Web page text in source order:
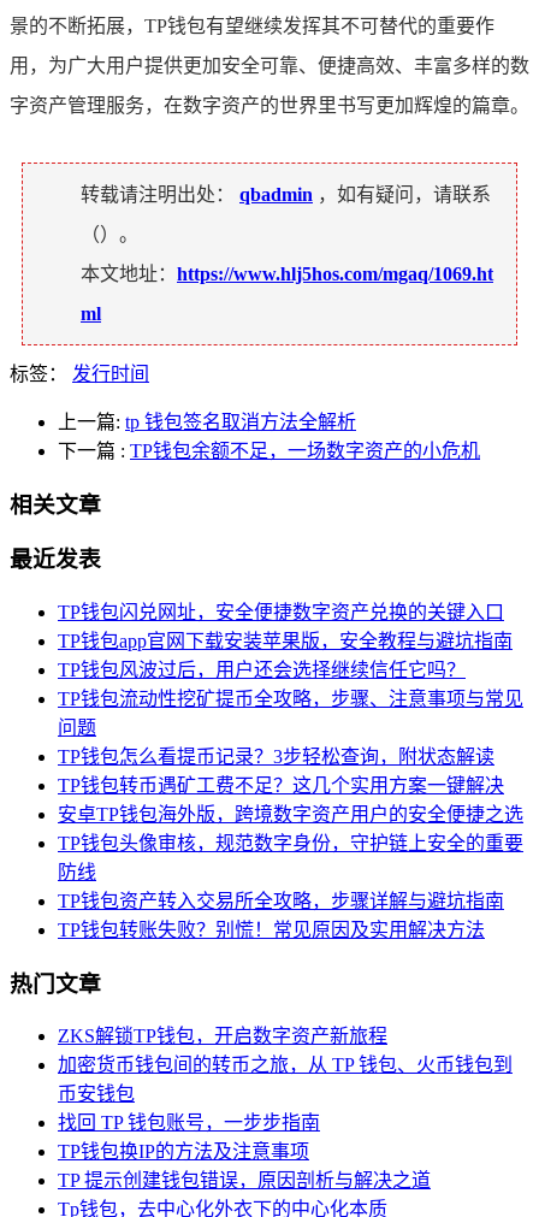
景的不断拓展，TP钱包有望继续发挥其不可替代的重要作
用，为广大用户提供更加安全可靠、便捷高效、丰富多样的数
字资产管理服务，在数字资产的世界里书写更加辉煌的篇章。
转载请注明出处： qbadmin ，如有疑问，请联系
（）。
本文地址： https://www.hlj5hos.com/mgaq/1069.ht
ml
标签： 发行时间
上一篇: tp 钱包签名取消方法全解析
下一篇 : TP钱包余额不足，一场数字资产的小危机
相关文章
最近发表
TP钱包闪兑网址，安全便捷数字资产兑换的关键入口
TP钱包app官网下载安装苹果版，安全教程与避坑指南
TP钱包风波过后，用户还会选择继续信任它吗？
TP钱包流动性挖矿提币全攻略，步骤、注意事项与常见
问题
TP钱包怎么看提币记录？3步轻松查询，附状态解读
TP钱包转币遇矿工费不足？这几个实用方案一键解决
安卓TP钱包海外版，跨境数字资产用户的安全便捷之选
TP钱包头像审核，规范数字身份，守护链上安全的重要
防线
TP钱包资产转入交易所全攻略，步骤详解与避坑指南
TP钱包转账失败？别慌！常见原因及实用解决方法
热门文章
ZKS解锁TP钱包，开启数字资产新旅程
加密货币钱包间的转币之旅，从 TP 钱包、火币钱包到
币安钱包
找回 TP 钱包账号，一步步指南
TP钱包换IP的方法及注意事项
TP 提示创建钱包错误，原因剖析与解决之道
Tp钱包，去中心化外衣下的中心化本质